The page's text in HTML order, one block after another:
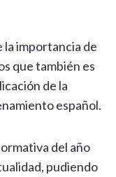
la importancia de
que también es
de la
español.
del año
pudiendo